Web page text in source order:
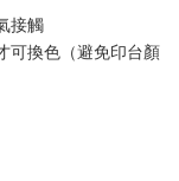
接觸
可換色（避免印台顏